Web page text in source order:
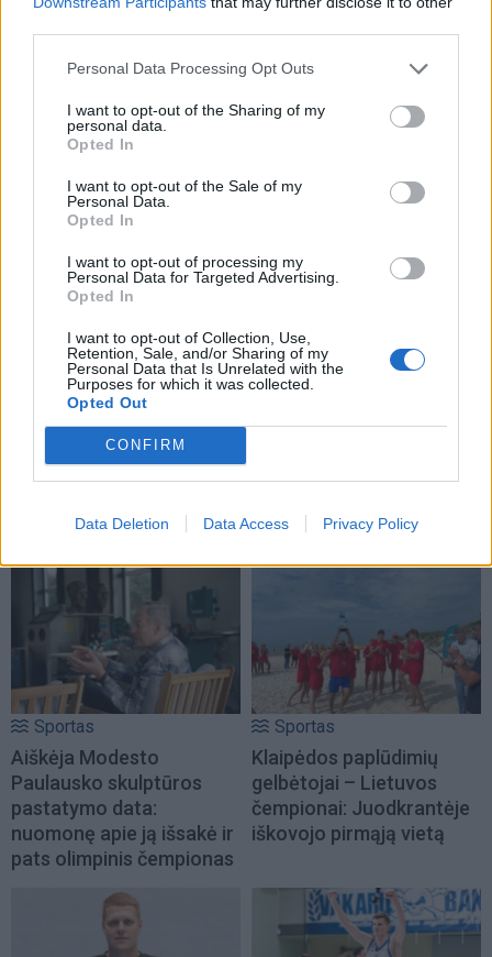
Personal Data Processing Opt Outs
I want to opt-out of the Sharing of my
personal data.
Opted In
I want to opt-out of the Sale of my
Personal Data.
Opted In
I want to opt-out of processing my
Personal Data for Targeted Advertising.
Opted In
I want to opt-out of Collection, Use,
Retention, Sale, and/or Sharing of my
Personal Data that Is Unrelated with the
Purposes for which it was collected.
Opted Out
CONFIRM
Data Deletion Data Access Privacy Policy
Sportas
organizavimui - 0,4 mln.
(1)
pastiprinimo: į Klaipėdą
Sportas
Problemos tęsiasi:
iškritus Butkevičiui, į
„Juventus“ puolėjas
Sportas
prabilo pasaulio
čempionei kenkęs lietuvis,
jo veiksmus tirs policija
Sportas
Aiškėja Modesto
Paulausko skulptūros
pastatymo data:
nuomonę apie ją išsakė ir
pats olimpinis čempionas
Sportas
Klaipėdos paplūdimių
gelbėtojai – Lietuvos
čempionai: Juodkrantėje
iškovojo pirmąją vietą